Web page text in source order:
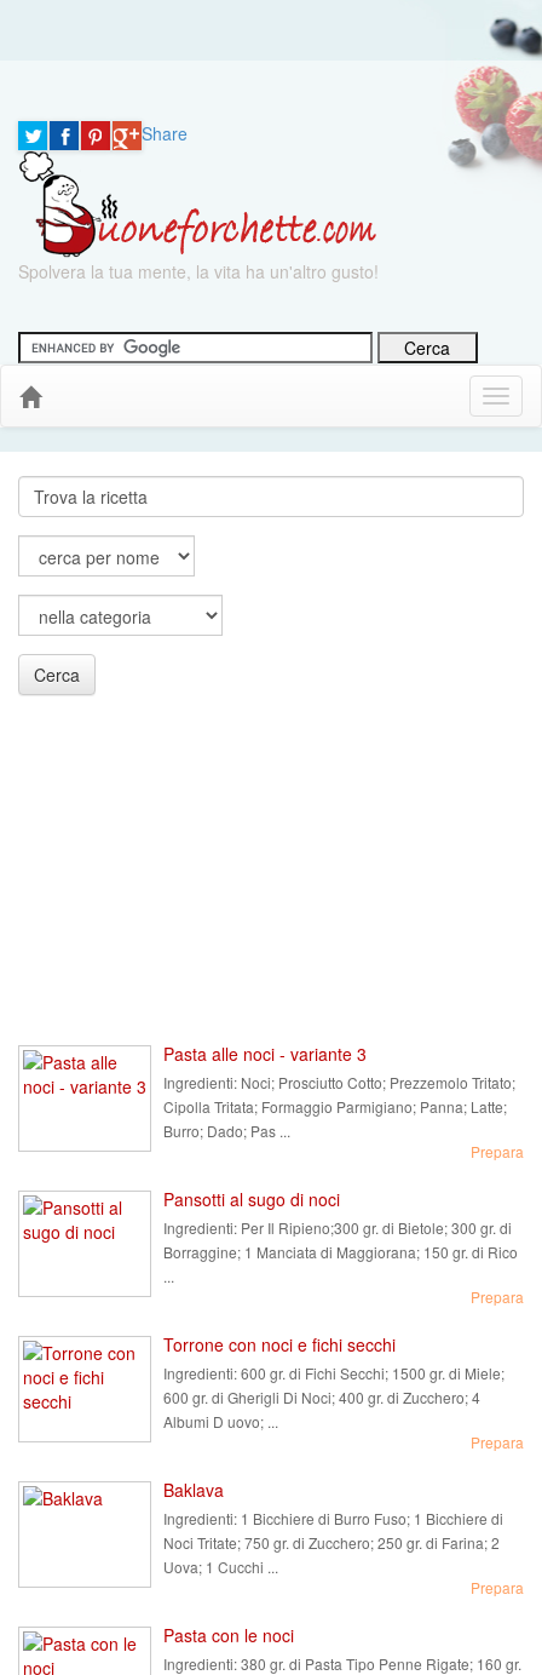
Share
Spolvera la tua mente, la vita ha un'altro gusto!
Menu
Down
Cerca
Cerca
Pasta alle noci - variante 3
Ingredienti: Noci; Prosciutto Cotto; Prezzemolo Tritato;
Cipolla Tritata; Formaggio Parmigiano; Panna; Latte;
Burro; Dado; Pas ...
Prepara
Pansotti al sugo di noci
Ingredienti: Per Il Ripieno;300 gr. di Bietole; 300 gr. di
Borraggine; 1 Manciata di Maggiorana; 150 gr. di Rico
...
Prepara
Torrone con noci e fichi secchi
Ingredienti:600 gr. di Fichi Secchi; 1500 gr. di Miele;
600 gr. di Gherigli Di Noci; 400 gr. di Zucchero; 4
Albumi D uovo; ...
Prepara
Baklava
Ingredienti: 1 Bicchiere di Burro Fuso; 1 Bicchiere di
Noci Tritate; 750 gr. di Zucchero; 250 gr. di Farina; 2
Uova; 1 Cucchi ...
Prepara
Pasta con le noci
Ingredienti:380 gr. di Pasta Tipo Penne Rigate; 160 gr.